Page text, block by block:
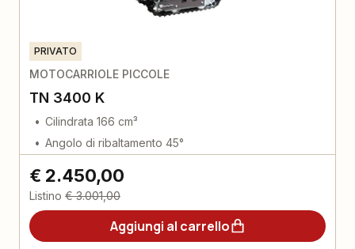
PRIVATO
MOTOCARRIOLE PICCOLE
TN 3400 K
Cilindrata 166 cm³
Angolo di ribaltamento 45°
€ 2.450,00
Listino € 3.001,00
Aggiungi al carrello